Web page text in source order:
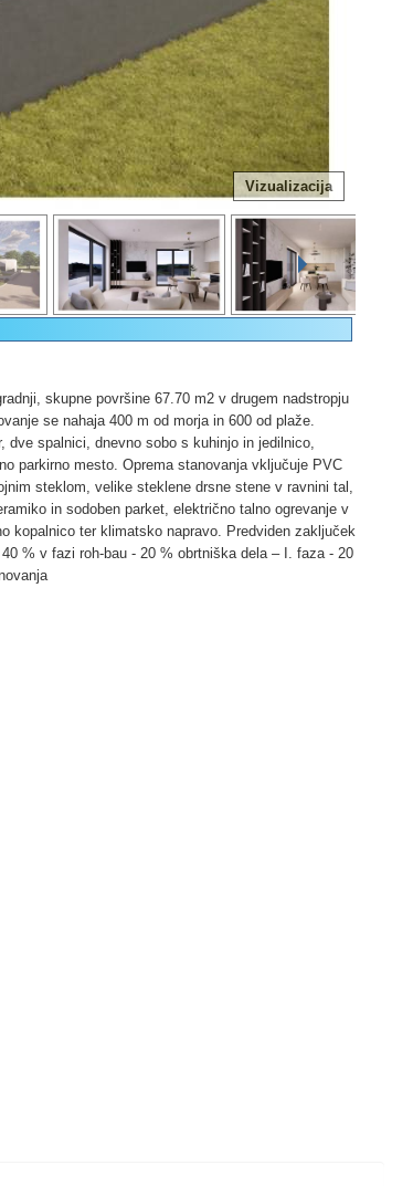
Vizualizacija
skupne površine 67.70 m2 v drugem nadstropju
se nahaja 400 m od morja in 600 od plaže.
dve spalnici, dnevno sobo s kuhinjo in jedilnico,
parkirno mesto. Oprema stanovanja vključuje PVC
steklom, velike steklene drsne stene v ravnini tal,
in sodoben parket, električno talno ogrevanje v
kopalnico ter klimatsko napravo. Predviden zaključek
% v fazi roh-bau - 20 % obrtniška dela – I. faza - 20